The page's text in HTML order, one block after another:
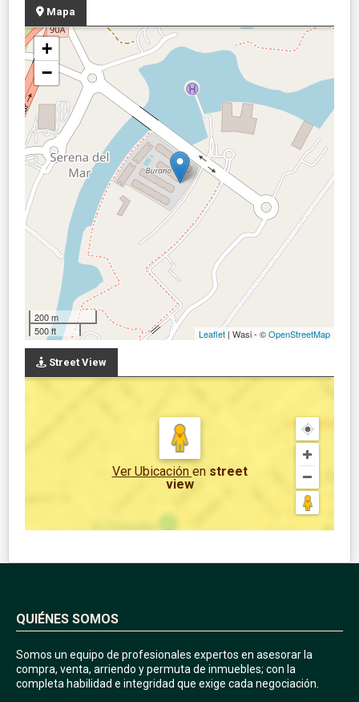
Mapa
+
−
200 m
500 ft
Leaflet | Wasi - ©OpenStreetMap
Street View
Ver Ubicación en street
view
QUIÉNES SOMOS
Somos un equipo de profesionales expertos en asesorar la
compra, venta, arriendo y permuta de inmuebles; con la
completa habilidad e integridad que exige cada negociación.